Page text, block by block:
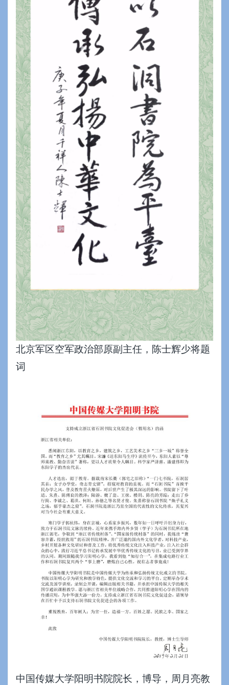
北京军区空军政治部原副主任，陈士辉少将题
词
中国传媒大学阳明书院院长，博导，周月亮教